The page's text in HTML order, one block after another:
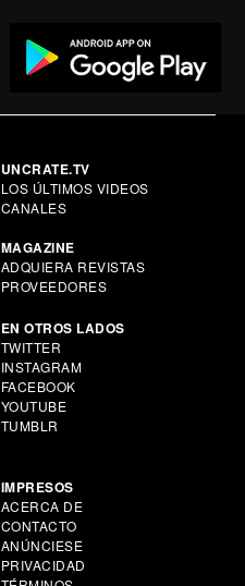
UNCRATE.TV
LOS ÚLTIMOS VIDEOS
CANALES
MAGAZINE
ADQUIERA REVISTAS
PROVEEDORES
EN OTROS LADOS
TWITTER
INSTAGRAM
FACEBOOK
YOUTUBE
TUMBLR
IMPRESOS
ACERCA DE
CONTACTO
ANÚNCIESE
PRIVACIDAD